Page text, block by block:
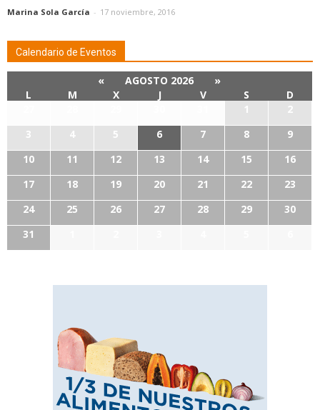
Marina Sola García - 17 noviembre, 2016
Calendario de Eventos
« AGOSTO 2026
»
L
M X J V S
D
1
2
3
4 5 6 7 8
9
10
11 12 13 14 15
16
17
18 19 20 21 22
23
24
25 26 27 28 29
30
31